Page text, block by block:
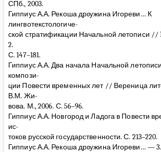
СПб., 2003.
Гиппиус А.А. Рекоша дрѹжина Игореви… К
лингвотекстологиче-
ской стратификации Начальной летописи //
2.
С. 147–181.
Гиппиус А.А. Два начала Начальной
компози-
ции Повести временных лет // Вереница
В.М. Жи-
вова. М., 2006. С. 56–96.
Гиппиус А.А. Новгород и Ладога в Повести
ис-
токов русской государственности. С. 213–220.
Гиппиус А.А. Рекоша дрѹжина Игореви… —